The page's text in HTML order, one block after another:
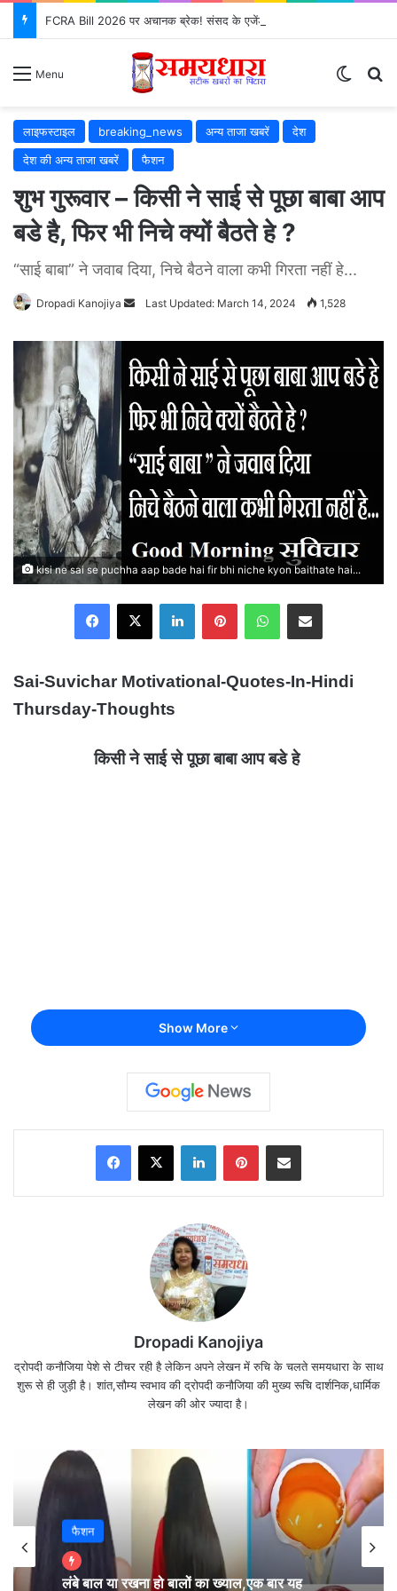
FCRA Bill 2026 पर अचानक ब्रेक! संसद के एजेंडे से क्यों गायब हुआ?
Menu
लाइफस्टाइल breaking_news अन्य ताजा खबरें
देश
देश की अन्य ताजा खबरें
फैशन
शुभ गुरूवार – किसी ने साई से पूछा बाबा आप
बडे है, फिर भी निचे क्यों बैठते हे ?
“साई बाबा” ने जवाब दिया, निचे बैठने वाला कभी गिरता नहीं हे...
Dropadi Kanojiya
Send
Last Updated: March 14, 2024 1,528
kisi ne sai se puchha aap bade hai fir bhi niche kyon baithate hai...
Sai-Suvichar Motivational-Quotes-In-Hindi
Thursday-Thoughts
किसी ने साई से पूछा बाबा आप बडे हे
फिर भी निचे क्यों बैठते हे ?
“साई बाबा ” ने जवाब दिया
निचे बैठने वाला कभी गिरता नहीं हे…
Show More
Dropadi Kanojiya
द्रोपदी कनौजिया पेशे से टीचर रही है लेकिन अपने लेखन में रुचि के चलते समयधारा के साथ
शुरू से ही जुड़ी है। शांत,सौम्य स्वभाव की द्रोपदी कनौजिया की मुख्य रूचि दार्शनिक,धार्मिक
लेखन की ओर ज्यादा है।
फैशन
लंबे बाल या रखना हो बालों का ख्याल,एक बार यह